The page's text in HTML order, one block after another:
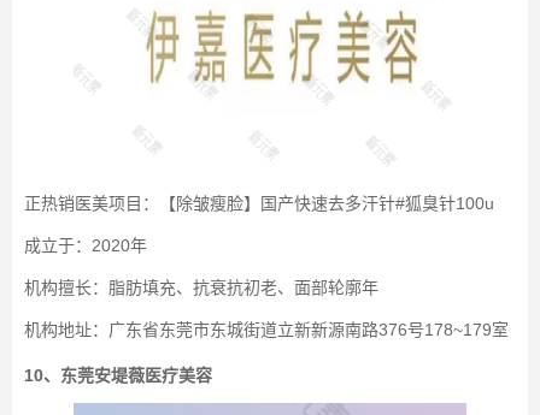
正热销医美项目：【除皱瘦脸】国产快速去多汗针#狐臭针100u
成立于：2020年
机构擅长：脂肪填充、抗衰抗初老、面部轮廓年
机构地址：广东省东莞市东城街道立新新源南路376号178~179室
10、东莞安堤薇医疗美容